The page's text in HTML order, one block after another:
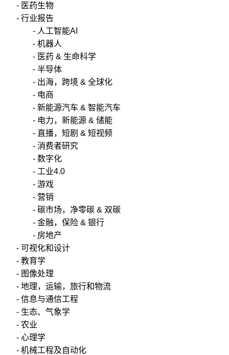
- 医药生物
- 行业报告
- 人工智能AI
- 机器人
- 医药 & 生命科学
- 半导体
- 出海，跨境 & 全球化
- 电商
- 新能源汽车 & 智能汽车
- 电力，新能源 & 储能
- 直播，短剧 & 短视频
- 消费者研究
- 数字化
- 工业4.0
- 游戏
- 营销
- 碳市场，净零碳 & 双碳
- 金融，保险 & 银行
- 房地产
- 可视化和设计
- 教育学
- 图像处理
- 地理，运输，旅行和物流
- 信息与通信工程
- 生态、气象学
- 农业
- 心理学
- 机械工程及自动化